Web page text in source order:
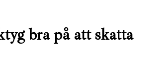
bra på att skatta